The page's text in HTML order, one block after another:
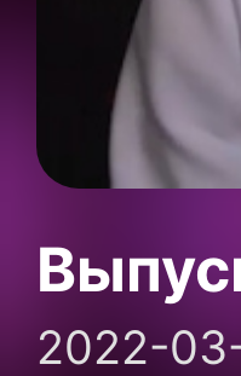
2022-